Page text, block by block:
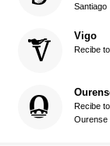
Santiago
Vigo
Recibe
Recibe
Ourense